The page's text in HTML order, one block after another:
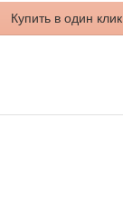
Купить в один клик